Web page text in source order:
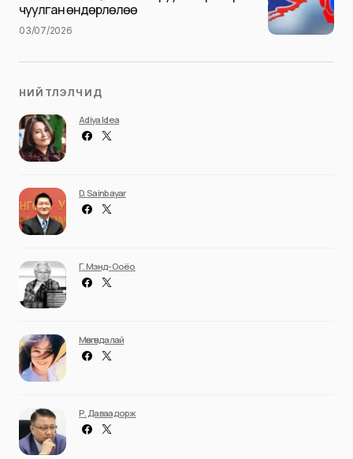
чуулган өндөрлөлөө
03/07/2026
НИЙТЛЭЛЧИД
Adiya Idea
D. Sainbayar
Г. Мэнд-Ооёо
Мөнгөндалай
Р. Даваадорж